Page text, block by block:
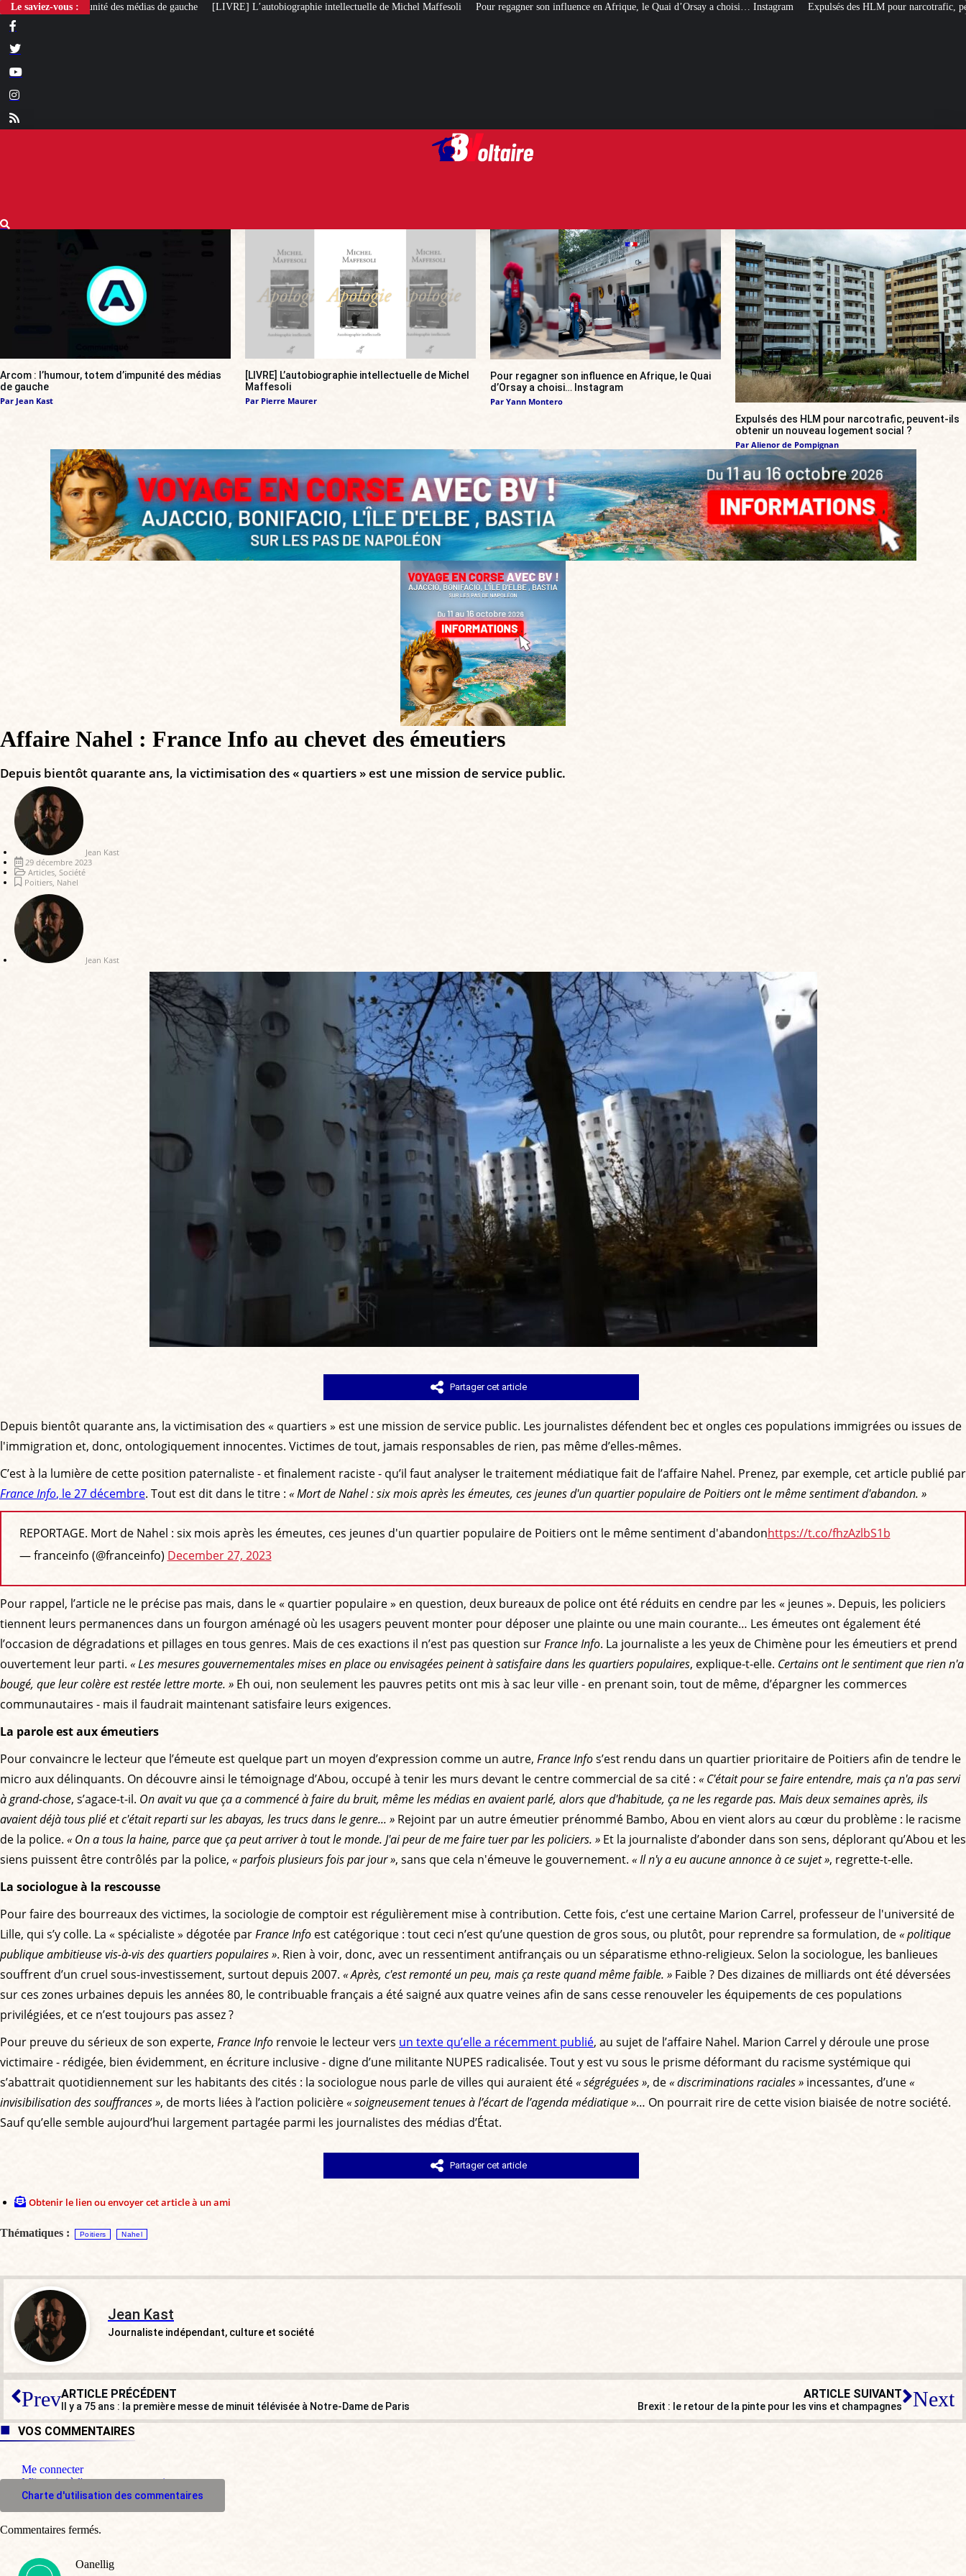
Le saviez-vous :
médias de gauche [LIVRE] L’autobiographie intellectuelle de Michel Maffesoli Pour regagner son influence en Afrique, le Quai d’Orsay a choisi… Instagram Expulsés des HLM pour narcotrafic, peuvent-ils obtenir un
Arcom : l’humour, totem d’impunité des médias
de gauche
Par Jean Kast
[LIVRE] L’autobiographie intellectuelle de Michel
Maffesoli
Par Pierre Maurer
Pour regagner son influence en Afrique, le Quai
d’Orsay a choisi… Instagram
Par Yann Montero
Expulsés des HLM pour narcotrafic, peuvent-ils
obtenir un nouveau logement social ?
Par Alienor de Pompignan
Affaire Nahel : France Info au chevet des émeutiers
Depuis bientôt quarante ans, la victimisation des « quartiers » est une mission de service public.
Jean Kast
29 décembre 2023
Articles Société
Poitiers Nahel
Jean Kast
Partager cet article
Depuis bientôt quarante ans, la victimisation des « quartiers » est une mission de service public. Les journalistes défendent bec et ongles ces populations immigrées ou issues de
l'immigration et, donc, ontologiquement innocentes. Victimes de tout, jamais responsables de rien, pas même d’elles-mêmes.
C’est à la lumière de cette position paternaliste - et finalement raciste - qu’il faut analyser le traitement médiatique fait de l’affaire Nahel. Prenez, par exemple, cet article publié par
France Info, le 27 décembre. Tout est dit dans le titre : « Mort de Nahel : six mois après les émeutes, ces jeunes d'un quartier populaire de Poitiers ont le même sentiment d'abandon. »
REPORTAGE. Mort de Nahel : six mois après les émeutes, ces jeunes d'un quartier populaire de Poitiers ont le même sentiment d'abandonhttps://t.co/fhzAzlbS1b
— franceinfo (@franceinfo) December 27, 2023
Pour rappel, l’article ne le précise pas mais, dans le « quartier populaire » en question, deux bureaux de police ont été réduits en cendre par les « jeunes ». Depuis, les policiers
tiennent leurs permanences dans un fourgon aménagé où les usagers peuvent monter pour déposer une plainte ou une main courante… Les émeutes ont également été
l’occasion de dégradations et pillages en tous genres. Mais de ces exactions il n’est pas question surFrance Info. La journaliste a les yeux de Chimène pour les émeutiers et prend
ouvertement leur parti. « Les mesures gouvernementales mises en place ou envisagées peinent à satisfaire dans les quartiers populaires, explique-t-elle. Certains ont le sentiment que rien n'a
bougé, que leur colère est restée lettre morte. » Eh oui, non seulement les pauvres petits ont mis à sac leur ville - en prenant soin, tout de même, d’épargner les commerces
communautaires - mais il faudrait maintenant satisfaire leurs exigences.
La parole est aux émeutiers
Pour convaincre le lecteur que l’émeute est quelque part un moyen d’expression comme un autre, France Infos’est rendu dans un quartier prioritaire de Poitiers afin de tendre le
micro aux délinquants. On découvre ainsi le témoignage d’Abou, occupé à tenir les murs devant le centre commercial de sa cité : « C'était pour se faire entendre, mais ça n'a pas servi
à grand-chose, s’agace-t-il. On avait vu que ça a commencé à faire du bruit, même les médias en avaient parlé, alors que d'habitude, ça ne les regarde pas. Mais deux semaines après, ils
avaient déjà tous plié et c'était reparti sur les abayas, les trucs dans le genre... » Rejoint par un autre émeutier prénommé Bambo, Abou en vient alors au cœur du problème : le racisme
de la police. « On a tous la haine, parce que ça peut arriver à tout le monde. J'ai peur de me faire tuer par les policiers. » Et la journaliste d’abonder dans son sens, déplorant qu’Abou et les
siens puissent être contrôlés par la police, « parfois plusieurs fois par jour », sans que cela n'émeuve le gouvernement. « Il n'y a eu aucune annonce à ce sujet », regrette-t-elle.
La sociologue à la rescousse
Pour faire des bourreaux des victimes, la sociologie de comptoir est régulièrement mise à contribution. Cette fois, c’est une certaine Marion Carrel, professeur de l'université de
Lille, qui s’y colle. La « spécialiste » dégotée parFrance Info est catégorique : tout ceci n’est qu’une question de gros sous, ou plutôt, pour reprendre sa formulation, de« politique
publique ambitieuse vis-à-vis des quartiers populaires ». Rien à voir, donc, avec un ressentiment antifrançais ou un séparatisme ethno-religieux. Selon la sociologue, les banlieues
souffrent d’un cruel sous-investissement, surtout depuis 2007. « Après, c'est remonté un peu, mais ça reste quand même faible. » Faible ? Des dizaines de milliards ont été déversées
sur ces zones urbaines depuis les années 80, le contribuable français a été saigné aux quatre veines afin de sans cesse renouveler les équipements de ces populations
privilégiées, et ce n’est toujours pas assez ?
Pour preuve du sérieux de son experte, France Info renvoie le lecteur vers un texte qu’elle a récemment publié, au sujet de l’affaire Nahel. Marion Carrel y déroule une prose
victimaire - rédigée, bien évidemment, en écriture inclusive - digne d’une militante NUPES radicalisée. Tout y est vu sous le prisme déformant du racisme systémique qui
s’abattrait quotidiennement sur les habitants des cités : la sociologue nous parle de villes qui auraient été« ségréguées », de« discriminations raciales » incessantes, d’une«
invisibilisation des souffrances », de morts liées à l’action policière« soigneusement tenues à l’écart de l’agenda médiatique »… On pourrait rire de cette vision biaisée de notre société.
Sauf qu’elle semble aujourd’hui largement partagée parmi les journalistes des médias d’État.
Partager cet article
Obtenir le lien ou envoyer cet article à un ami
Thématiques : Poitiers Nahel
Jean Kast
Journaliste indépendant, culture et société
PrevARTICLE PRÉCÉDENT
Il y a 75 ans : la première messe de minuit télévisée à Notre-Dame de Paris
ARTICLE SUIVANT
Brexit : le retour de la pinte pour les vins et champagnes Next
VOS COMMENTAIRES
Me connecter
M'inscrire à l'espace commentaire
Charte d'utilisation des commentaires
Oanellig
Commentaires fermés.